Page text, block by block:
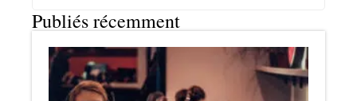
Publiés récemment